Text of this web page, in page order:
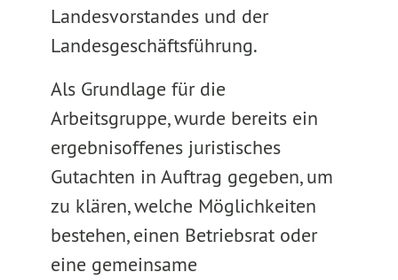
Landesvorstandes und der
Landesgeschäftsführung.
Als Grundlage für die
Arbeitsgruppe, wurde bereits ein
ergebnisoffenes juristisches
Gutachten in Auftrag gegeben, um
zu klären, welche Möglichkeiten
bestehen, einen Betriebsrat oder
eine gemeinsame